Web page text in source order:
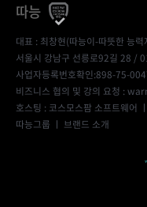
따능
대표 : 최창현(따능이-따뜻한 능력
서울시 강남구 선릉로92길 28 /
사업자등록번호확인:898-75-
비즈니스 협의 및 강의 요청 :
호스팅 : 코스모스팜 소프트웨어 ㅣ
따능그룹 ㅣ 브랜드 소개